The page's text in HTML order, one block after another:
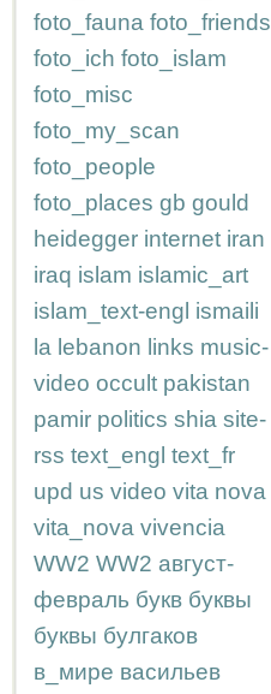
foto_fauna foto_friends
foto_ich foto_islam
foto_misc
foto_my_scan
foto_people
foto_places gb gould
heidegger internet iran
iraq islam islamic_art
islam_text-engl ismaili
la lebanon links music-
video occult pakistan
pamir politics shia site-
rss text_engl text_fr
upd us video vita nova
vita_nova vivencia
WW2 WW2 август-
февраль букв буквы
буквы булгаков
в_мире васильев